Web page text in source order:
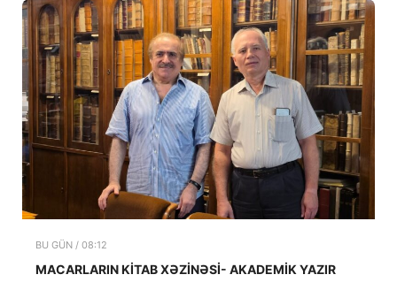
BU GÜN / 08:12
MACARLARIN KİTAB XƏZİNƏSİ- AKADEMİK YAZIR